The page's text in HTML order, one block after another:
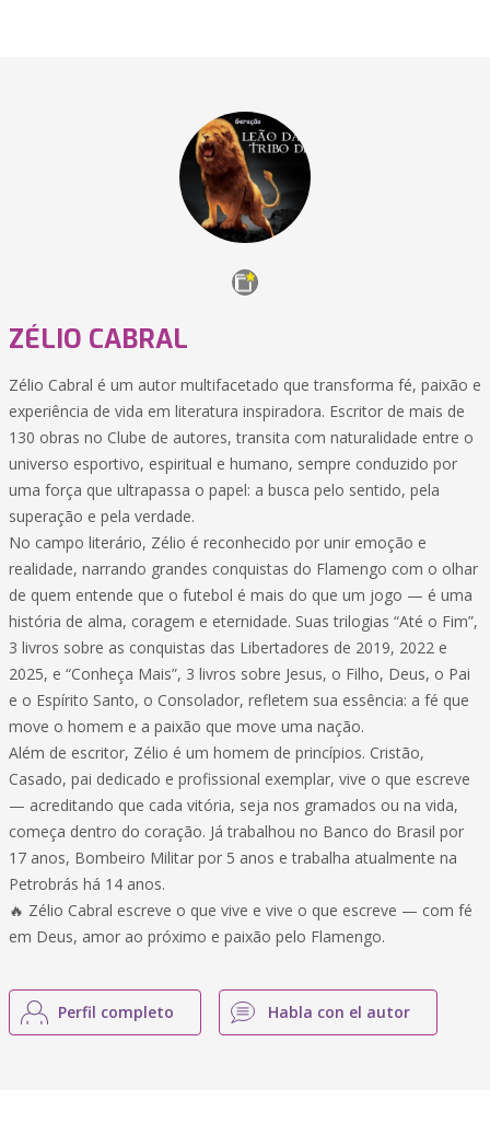
ZÉLIO CABRAL
Zélio Cabral é um autor multifacetado que transforma fé, paixão e
experiência de vida em literatura inspiradora. Escritor de mais de
130 obras no Clube de autores, transita com naturalidade entre o
universo esportivo, espiritual e humano, sempre conduzido por
uma força que ultrapassa o papel: a busca pelo sentido, pela
superação e pela verdade.
No campo literário, Zélio é reconhecido por unir emoção e
realidade, narrando grandes conquistas do Flamengo com o olhar
de quem entende que o futebol é mais do que um jogo — é uma
história de alma, coragem e eternidade. Suas trilogias “Até o Fim”,
3 livros sobre as conquistas das Libertadores de 2019, 2022 e
2025, e “Conheça Mais”, 3 livros sobre Jesus, o Filho, Deus, o Pai
e o Espírito Santo, o Consolador, refletem sua essência: a fé que
move o homem e a paixão que move uma nação.
Além de escritor, Zélio é um homem de princípios. Cristão,
Casado, pai dedicado e profissional exemplar, vive o que escreve
— acreditando que cada vitória, seja nos gramados ou na vida,
começa dentro do coração. Já trabalhou no Banco do Brasil por
17 anos, Bombeiro Militar por 5 anos e trabalha atualmente na
Petrobrás há 14 anos.
🔥 Zélio Cabral escreve o que vive e vive o que escreve — com fé
em Deus, amor ao próximo e paixão pelo Flamengo.
Perfil completo Habla con el autor